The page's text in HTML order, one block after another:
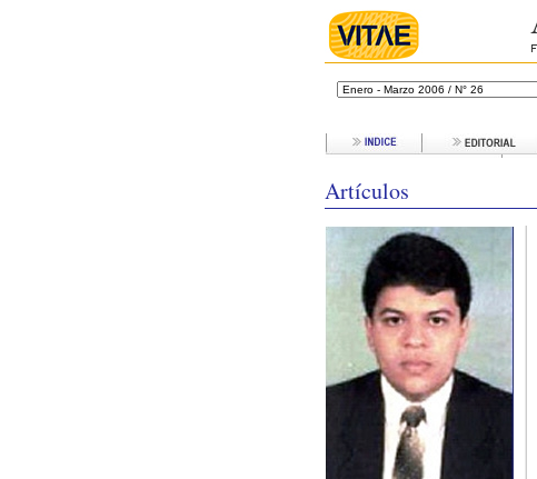
Artículos